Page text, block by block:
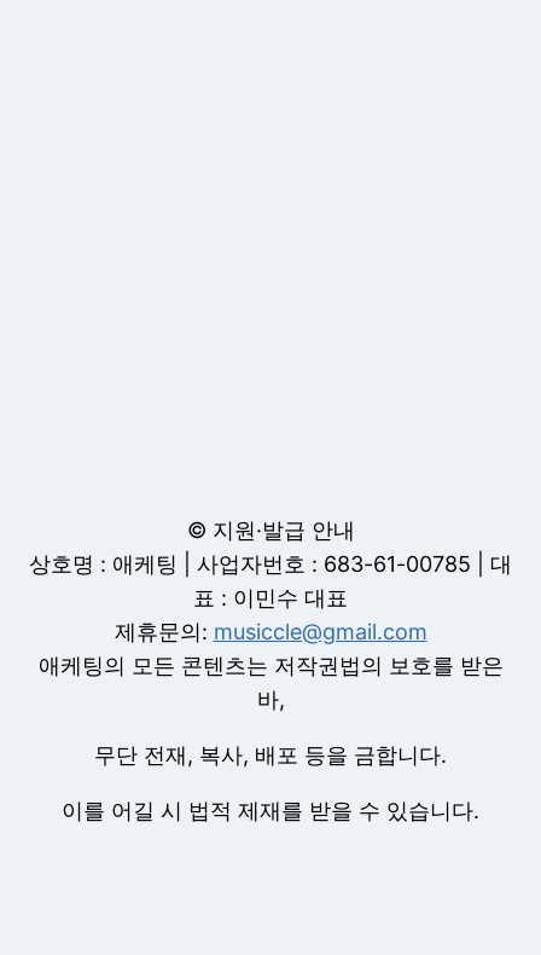
© 지원·발급 안내
상호명 : 애케팅 | 사업자번호 : 683-61-00785 | 대
표 : 이민수 대표
제휴문의: musiccle@gmail.com
애케팅의 모든 콘텐츠는 저작권법의 보호를 받은
바,
무단 전재, 복사, 배포 등을 금합니다.
이를 어길 시 법적 제재를 받을 수 있습니다.